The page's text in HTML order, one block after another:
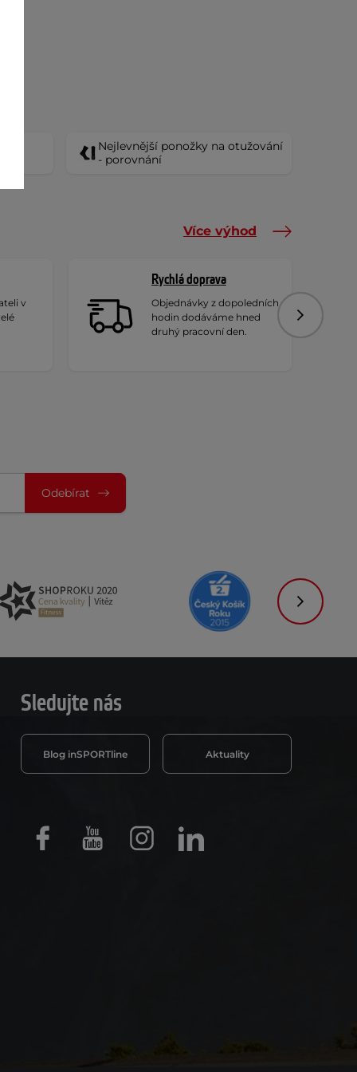
Nejlevnější ponožky na otužování
- porovnání
Více výhod
v
Rychlá doprava
Objednávky z dopoledních
hodin dodáváme hned
druhý pracovní den.
Odebírat
Sledujte nás
Blog inSPORTline Aktuality
FacebookYoutube InstagramLinkedIn